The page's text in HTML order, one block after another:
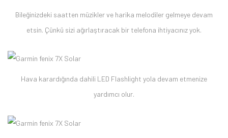
Bileğinizdeki saatten müzikler ve harika melodiler gelmeye devam
etsin. Çünkü sizi ağırlaştıracak bir telefona ihtiyacınız yok.
Hava karardığında dahili LED Flashlight yola devam etmenize
yardımcı olur.